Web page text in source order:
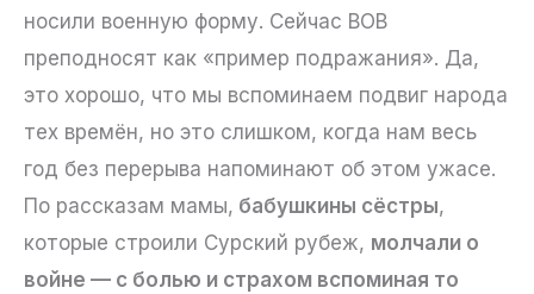
носили военную форму. Сейчас ВОВ
преподносят как «пример подражания». Да,
это хорошо, что мы вспоминаем подвиг народа
тех времён, но это слишком, когда нам весь
год без перерыва напоминают об этом ужасе.
По рассказам мамы, бабушкины сёстры,
которые строили Сурский рубеж, молчали о
войне — с болью и страхом вспоминая то